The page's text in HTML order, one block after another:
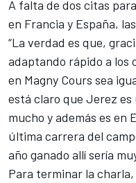
A falta de dos citas
en Francia y España,
“La verdad es que,
adaptando rápido a los
en Magny Cours sea
está claro que Jerez
mucho y además es en
última carrera del
año ganado allí sería
Para terminar la